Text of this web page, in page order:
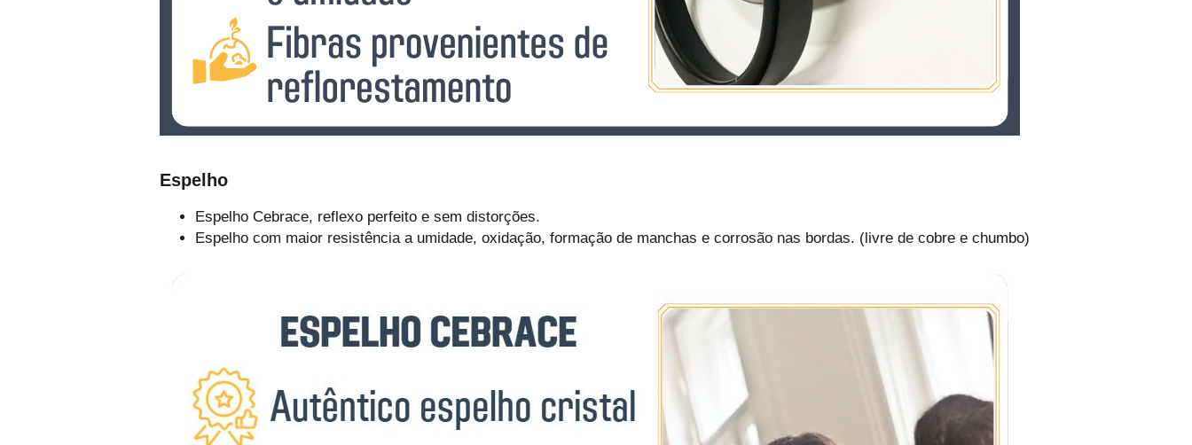
Espelho
Espelho Cebrace, reflexo perfeito e sem distorções.
Espelho com maior resistência a umidade, oxidação, formação de manchas e corrosão nas bordas. (livre de cobre e chumbo)